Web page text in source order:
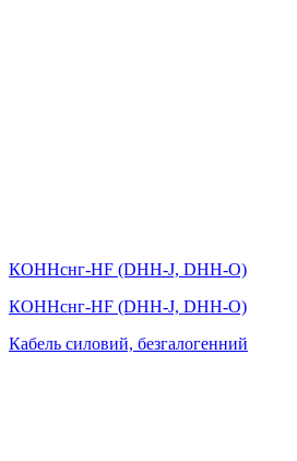
КОHHснг-HF (DНН-J, DНН-O)
КОHHснг-HF (DНН-J, DНН-O)
Кабель силовий, безгалогенний